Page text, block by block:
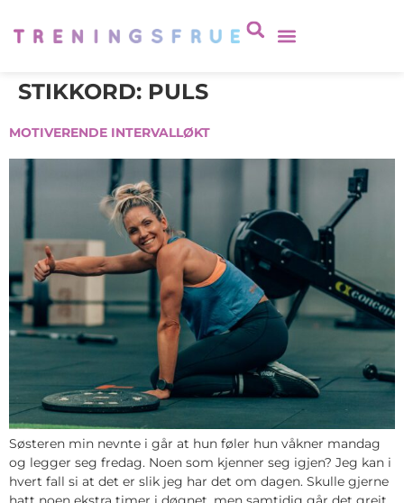
STIKKORD: PULS
MOTIVERENDE INTERVALLØKT
Søsteren min nevnte i går at hun føler hun våkner mandag
og legger seg fredag. Noen som kjenner seg igjen? Jeg kan i
hvert fall si at det er slik jeg har det om dagen. Skulle gjerne